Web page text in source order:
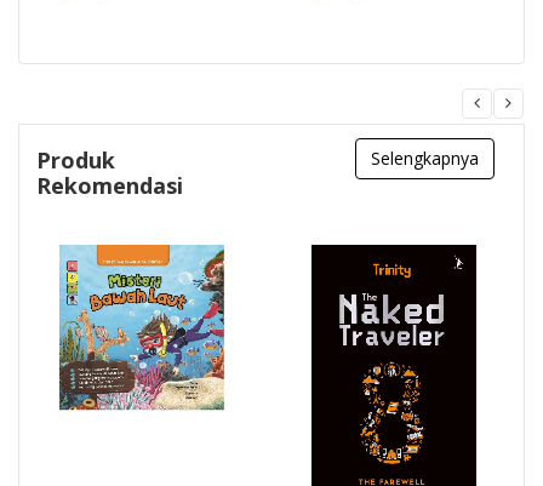
Produk
Rekomendasi
Selengkapnya